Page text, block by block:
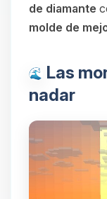
de diamante
molde de
Las
nadar